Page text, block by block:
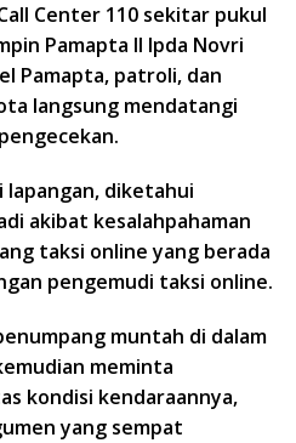
Center 110 sekitar pukul
Pamapta II Ipda Novri
Pamapta, patroli, dan
langsung mendatangi
lapangan, diketahui
akibat kesalahpahaman
taksi online yang berada
pengemudi taksi online.
muntah di dalam
meminta
kondisi kendaraannya,
yang sempat